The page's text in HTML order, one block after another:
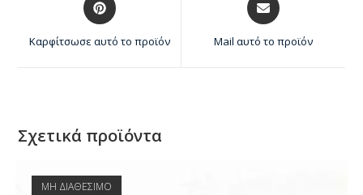
Καρφίτσωσε αυτό το προϊόν Mail αυτό το προϊόν
Σχετικά προϊόντα
ΜΗ ΔΙΑΘΕΣΙΜΟ